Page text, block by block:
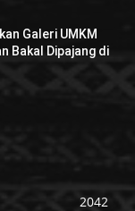
Galeri UMKM
Bakal Dipajang di
2042